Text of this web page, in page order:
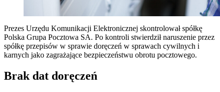
Prezes Urzędu Komunikacji Elektronicznej skontrolował spółkę
Polska Grupa Pocztowa SA. Po kontroli stwierdził naruszenie przez
spółkę przepisów w sprawie doręczeń w sprawach cywilnych i
karnych jako zagrażające bezpieczeństwu obrotu pocztowego.
Brak dat doręczeń